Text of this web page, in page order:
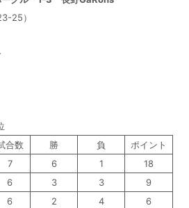
25）
合数 勝 負
ポイント
7 6 1
18
6 3 3
9
6 2 4 6